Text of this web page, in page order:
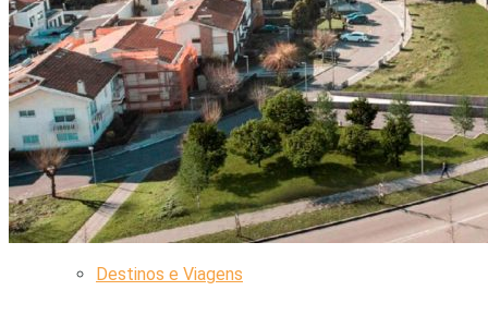
Animais de Estimação
Limpeza e Arrumação
Viagens
Destinos e Viagens